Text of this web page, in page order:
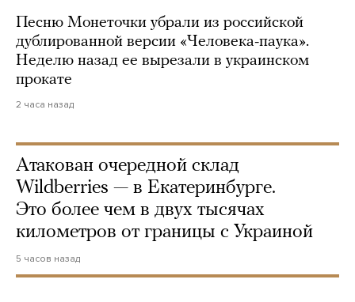
Песню Монеточки убрали из российской
дублированной версии «Человека-паука».
Неделю назад ее вырезали в украинском
прокате
2 часа назад
Атакован очередной склад
Wildberries — в Екатеринбурге.
Это более чем в двух тысячах
километров от границы с Украиной
5 часов назад